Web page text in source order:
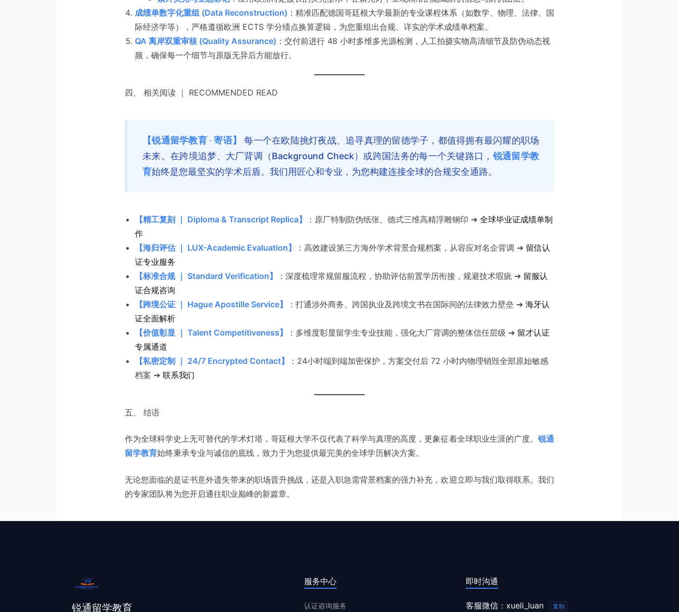
成绩单数字化重组 (Data Reconstruction) ：精准匹配德国哥廷根大学最新的专业课程体系（如数学、物理、法律、国
际经济学等），严格遵循欧洲 ECTS 学分绩点换算逻辑，为您重组出合规、详实的学术成绩单档案。
QA 离岸双重审核 (Quality Assurance) ：交付前进行 48 小时多维多光源检测，人工拍摄实物高清细节及防伪动态视
频，确保每一个细节与原版无异后方能放行。
四、 相关阅读 ｜ RECOMMENDED READ
【锐通留学教育 · 寄语】
每一个在欧陆挑灯夜战、追寻真理的留德学子，都值得拥有最闪耀的职场
未来。在跨境追梦、大厂背调（Background Check）或跨国法务的每一个关键路口， 锐通留学教
育始终是您最坚实的学术后盾。我们用匠心和专业，为您构建连接全球的合规安全通路。
【精工复刻 ｜ Diploma & Transcript Replica】 ：原厂特制防伪纸张、德式三维高精浮雕钢印 ➔ 全球毕业证成绩单制
作
【海归评估 ｜ LUX-Academic Evaluation】
：高效建设第三方海外学术背景合规档案，从容应对名企背调 ➔ 留信认
证专业服务
【标准合规 ｜ Standard Verification】
：深度梳理常规留服流程，协助评估前置学历衔接，规避技术瑕疵 ➔ 留服认
证合规咨询
【跨境公证 ｜ Hague Apostille Service】
：打通涉外商务、跨国执业及跨境文书在国际间的法律效力壁垒 ➔ 海牙认
证全面解析
【价值彰显 ｜ Talent Competitiveness】
：多维度彰显留学生专业技能，强化大厂背调的整体信任层级 ➔ 留才认证
专属通道
【私密定制 ｜ 24/7 Encrypted Contact】
：24小时端到端加密保护，方案交付后 72 小时内物理销毁全部原始敏感
档案 ➔ 联系我们
五、 结语
作为全球科学史上无可替代的学术灯塔，哥廷根大学不仅代表了科学与真理的高度，更象征着全球职业生涯的广度。 锐通
留学教育始终秉承专业与诚信的底线，致力于为您提供最完美的全球学历解决方案。
无论您面临的是证书意外遗失带来的职场晋升挑战，还是入职急需背景档案的强力补充，欢迎立即与我们取得联系。我们
的专家团队将为您开启通往职业巅峰的新篇章。
锐通留学教育
服务中心
认证咨询服务
即时沟通
客服微信： xueli_luan 复制